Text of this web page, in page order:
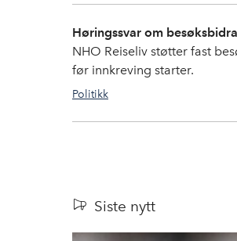
Høringssvar om
NHO Reiseliv støtter fast
før innkreving starter.
Politikk
Siste nytt